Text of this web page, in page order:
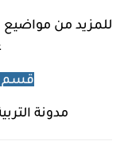
للمزيد من مواضيع
قسم
مدونة